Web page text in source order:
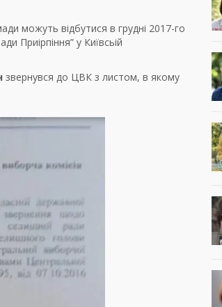
можуть відбутися в грудні 2017-го
Приірпіння” у Київсьій
звернувся до ЦВК з листом, в якому